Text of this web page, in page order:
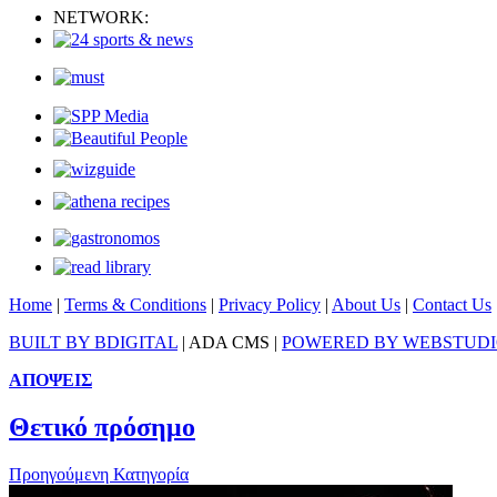
NETWORK:
Home | Terms & Conditions | Privacy Policy | About Us | Contact Us
BUILT BY BDIGITAL | ADA CMS | POWERED BY
ΑΠΟΨΕΙΣ
Θετικό πρόσημο
Προηγούμενη Κατηγορία